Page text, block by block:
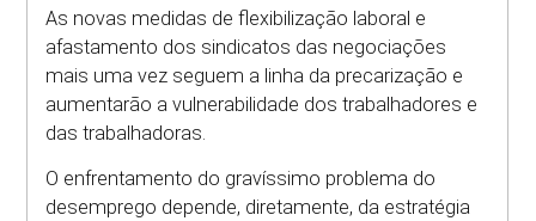
As novas medidas de flexibilização laboral e
afastamento dos sindicatos das negociações
mais uma vez seguem a linha da precarização e
aumentarão a vulnerabilidade dos trabalhadores e
das trabalhadoras.
O enfrentamento do gravíssimo problema do
desemprego depende, diretamente, da estratégia